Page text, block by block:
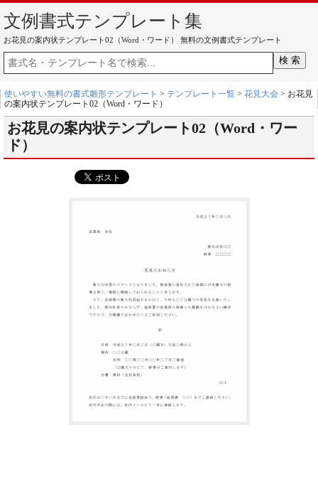
文例書式テンプレート集
お花見の案内状テンプレート02（Word・ワード） 無料の文例書式テンプレート
使いやすい無料の書式雛形テンプレート > テンプレート一覧 > 花見大会 > お花見
の案内状テンプレート02（Word・ワード）
お花見の案内状テンプレート02（Word・ワー
ド）